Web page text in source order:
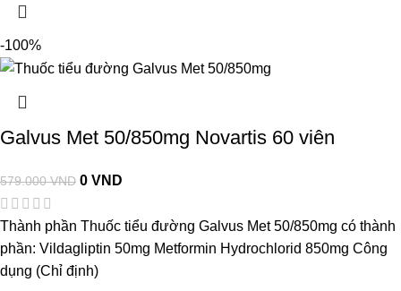
-100%
Galvus Met 50/850mg Novartis 60 viên
579.000VND 0VND
Thành phần Thuốc tiểu đường Galvus Met 50/850mg có thành
phần: Vildagliptin 50mg Metformin Hydrochlorid 850mg Công
dụng (Chỉ định)